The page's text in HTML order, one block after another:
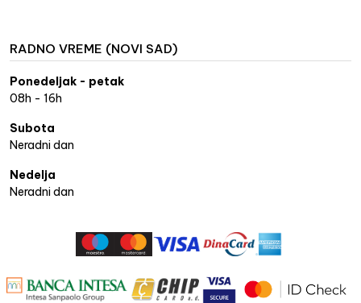
RADNO VREME (NOVI SAD)
Ponedeljak - petak
08h - 16h
Subota
Neradni dan
Nedelja
Neradni dan